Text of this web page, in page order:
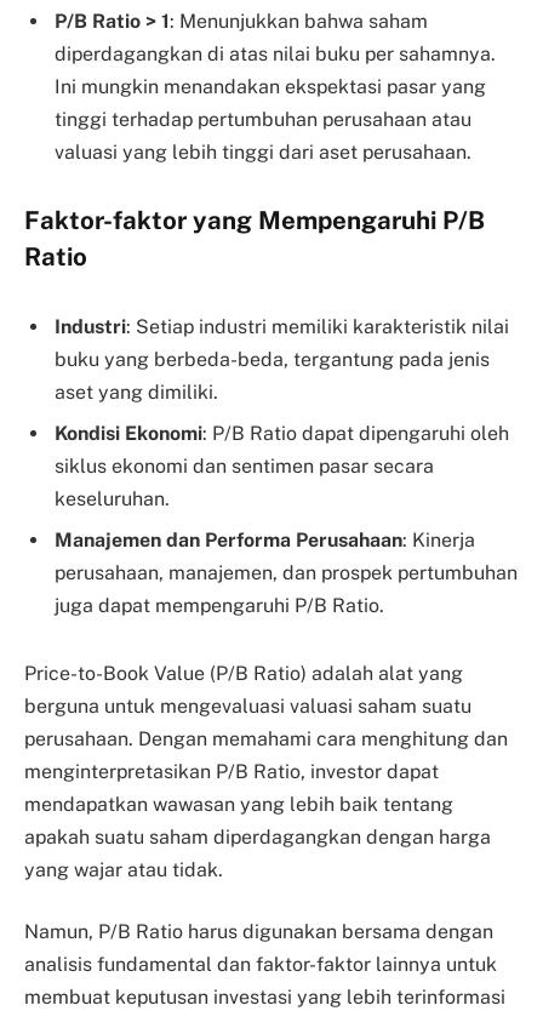
P/B Ratio > 1: Menunjukkan bahwa saham
diperdagangkan di atas nilai buku per sahamnya.
Ini mungkin menandakan ekspektasi pasar yang
tinggi terhadap pertumbuhan perusahaan atau
valuasi yang lebih tinggi dari aset perusahaan.
Faktor-faktor yang Mempengaruhi P/B
Ratio
Industri: Setiap industri memiliki karakteristik nilai
buku yang berbeda-beda, tergantung pada jenis
aset yang dimiliki.
Kondisi Ekonomi: P/B Ratio dapat dipengaruhi oleh
siklus ekonomi dan sentimen pasar secara
keseluruhan.
Manajemen dan Performa Perusahaan: Kinerja
perusahaan, manajemen, dan prospek pertumbuhan
juga dapat mempengaruhi P/B Ratio.
Price-to-Book Value (P/B Ratio) adalah alat yang
berguna untuk mengevaluasi valuasi saham suatu
perusahaan. Dengan memahami cara menghitung dan
menginterpretasikan P/B Ratio, investor dapat
mendapatkan wawasan yang lebih baik tentang
apakah suatu saham diperdagangkan dengan harga
yang wajar atau tidak.
Namun, P/B Ratio harus digunakan bersama dengan
analisis fundamental dan faktor-faktor lainnya untuk
membuat keputusan investasi yang lebih terinformasi